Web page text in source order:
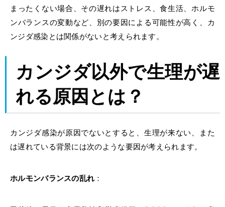
まったくない場合、その遅れはストレス、食生活、ホルモ
ンバランスの変動など、別の要因による可能性が高く、カ
ンジダ感染とは関係がないと考えられます。
カンジダ以外で生理が遅
れる原因とは？
カンジダ感染が原因でないとすると、生理が来ない、また
は遅れている背景には次のような要因が考えられます。
ホルモンバランスの乱れ：